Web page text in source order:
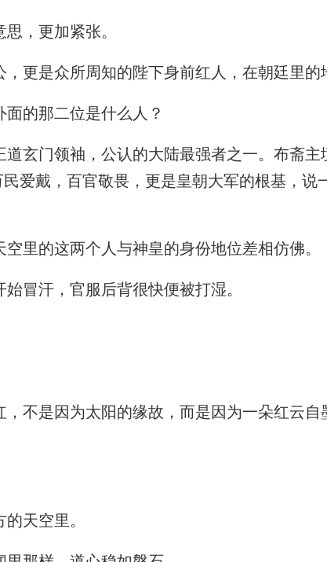
，更加紧张。
更是众所周知的陛下身前红人，在朝廷里的
的那二位是什么人？
玄门领袖，公认的大陆最强者之一。布斋主
爱戴，百官敬畏，更是皇朝大军的根基，说
里的这两个人与神皇的身份地位差相仿佛。
冒汗，官服后背很快便被打湿。
不是因为太阳的缘故，而是因为一朵红云自
天空里。